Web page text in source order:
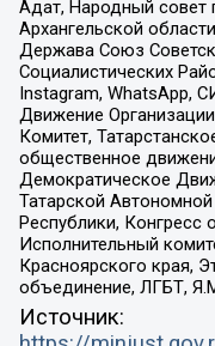
Адат, Народный
Архангельской
Держава Союз
Социалистических
Instagram, WhatsApp,
Движение
Комитет,
общественное
Демократическое
Татарской
Республики, Конгресс
Исполнительный
Красноярского края,
объединение, ЛГБТ,
Источник: